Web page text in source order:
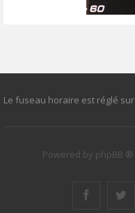
Le fuseau horaire est réglé sur
Powered by phpBB ®